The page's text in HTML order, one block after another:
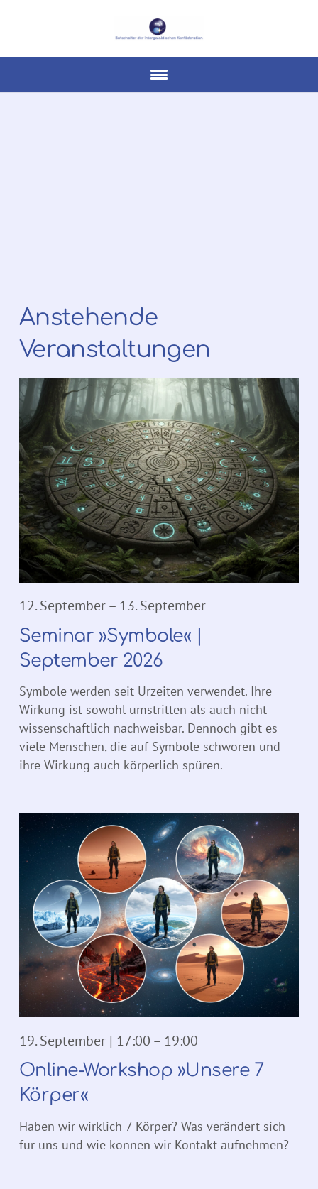
Anstehende
Veranstaltungen
12. September– 13. September
Seminar »Symbole« |
September 2026
Symbole werden seit Urzeiten verwendet. Ihre
Wirkung ist sowohl umstritten als auch nicht
wissenschaftlich nachweisbar. Dennoch gibt es
viele Menschen, die auf Symbole schwören und
ihre Wirkung auch körperlich spüren.
19. September | 17:00 – 19:00
Online-Workshop »Unsere 7
Körper«
Haben wir wirklich 7 Körper? Was verändert sich
für uns und wie können wir Kontakt aufnehmen?